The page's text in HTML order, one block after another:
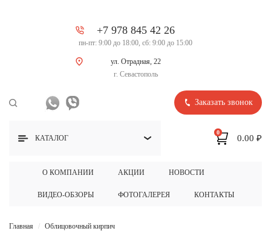
+7 978 845 42 26
пн-пт: 9:00 до 18:00, сб: 9:00 до 15:00
ул. Отрадная, 22
г. Севастополь
Заказать звонок
КАТАЛОГ
О КОМПАНИИ АКЦИИ НОВОСТИ
ВИДЕО-ОБЗОРЫ ФОТОГАЛЕРЕЯ КОНТАКТЫ
0
0.00 ₽
Главная
Облицовочный кирпич